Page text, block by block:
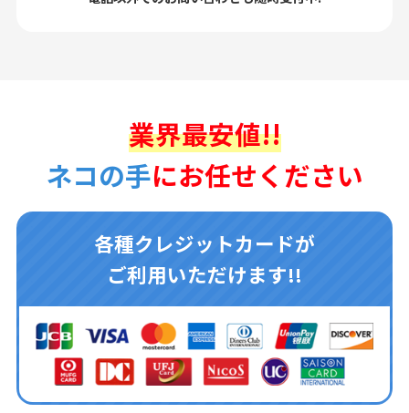
業界最安値!!
ネコの手にお任せください
各種クレジットカードが
ご利用いただけます!!